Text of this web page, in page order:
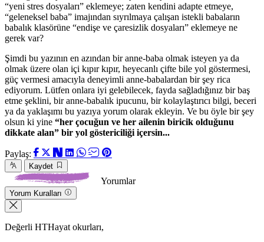
“yeni stres dosyaları” eklemeye; zaten kendini adapte etmeye,
“geleneksel baba” imajından sıyrılmaya çalışan istekli babaların
babalık klasörüne “endişe ve çaresizlik dosyaları” eklemeye ne
gerek var?
Şimdi bu yazının en azından bir anne-baba olmak isteyen ya da
olmak üzere olan içi kıpır kıpır, heyecanlı çifte bile yol göstermesi,
güç vermesi amacıyla deneyimli anne-babalardan bir şey rica
ediyorum. Lütfen onlara iyi gelebilecek, fayda sağladığınız bir baş
etme şeklini, bir anne-babalık ipucunu, bir kolaylaştırıcı bilgi, beceri
ya da yaklaşımı bu yazıya yorum olarak ekleyin. Ve bu öyle bir şey
olsun ki yine “her çocuğun ve her ailenin biricik olduğunu
dikkate alan” bir yol göstericiliği içersin...
Paylaş:
Kaydet
Yorumlar
Yorum Kuralları
Değerli HTHayat okurları,